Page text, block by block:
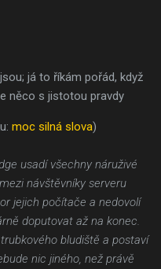
já to říkám pořád, když
něco s jistotou pravdy
moc silná slova)
usadí všechny náruživé
návštěvníky serveru
jejich počítače a nedovolí
doputovat až na konec.
bludiště a postaví
nic jiného, než právě